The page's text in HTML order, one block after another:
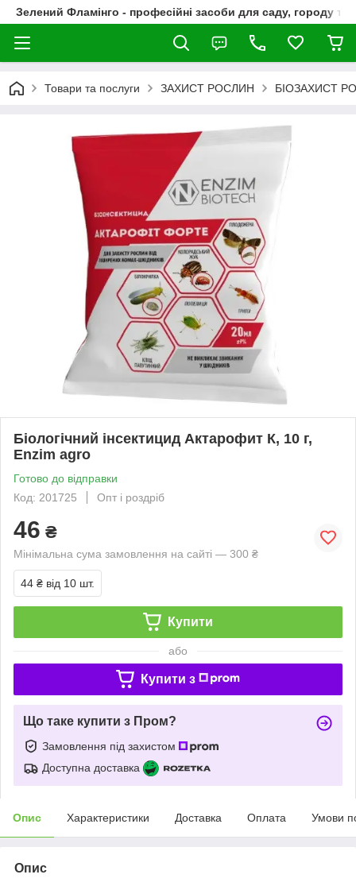
Зелений Фламінго - професійні засоби для саду, городу та
Товари та послуги ЗАХИСТ РОСЛИН БІОЗАХИСТ
Біологічний інсектицид Актарофит К, 10 г,
Enzim agro
Готово до відправки
Код: 201725
Опт і роздріб
46 ₴
Мінімальна сума замовлення на сайті — 300 ₴
44 ₴ від 10 шт.
Купити
або
Купити з
Що таке купити з Пром?
Замовлення під захистом
Доступна доставка
Опис Характеристики Доставка Оплата Умови
Опис